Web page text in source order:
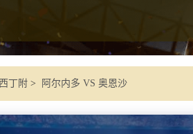
西丁附 > 阿尔内多 VS 奥恩沙